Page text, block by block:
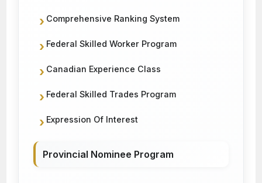
Comprehensive Ranking System
Federal Skilled Worker Program
Canadian Experience Class
Federal Skilled Trades Program
Expression Of Interest
Provincial Nominee Program